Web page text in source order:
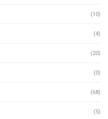
(10)
(4)
(20)
(0)
(68)
(5)